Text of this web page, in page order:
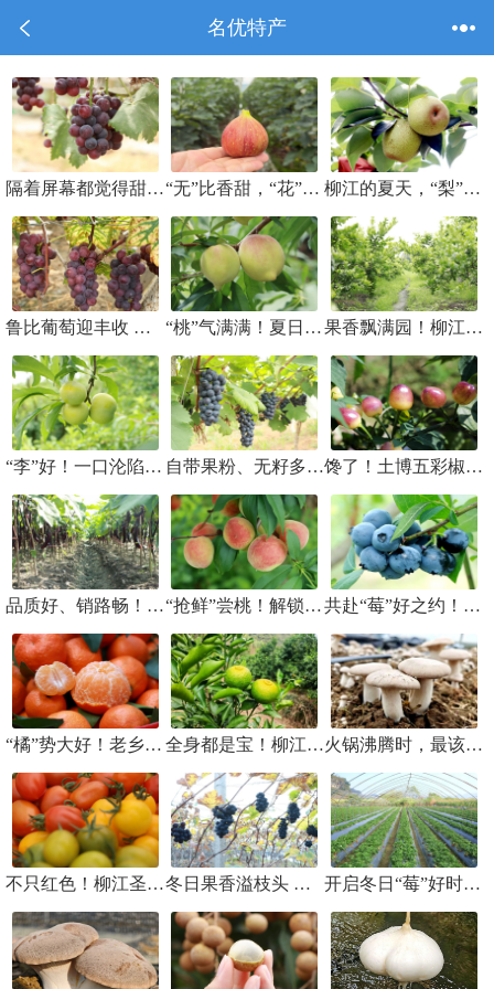
名优特产
隔着屏幕都觉得甜！柳江鲁比葡萄这口“爆汁”美味等你来尝 “无”比香甜，“花”点闲暇，来柳江解锁甜蜜好“果” 柳江的夏天，“梨”想中的味道！
鲁比葡萄迎丰收 错峰上市拓宽“甜蜜”销路 “桃”气满满！夏日限定清甜上线 果香飘满园！柳江香水柠檬开园采摘忙
“李”好！一口沦陷夏日限定清甜 自带果粉、无籽多汁！蓝莓葡萄解锁夏日清甜 馋了！土博五彩椒抢“鲜”上市，电商带货香飘全国
品质好、销路畅！柳江茄子喜迎丰收 “抢鲜”尝桃！解锁初夏第一口甜 共赴“莓”好之约！柳江蓝莓大量上市
“橘”势大好！老乡们靠一颗果子闯出新天地 全身都是宝！柳江冬日果园迎来“甜蜜新成员” 火锅沸腾时，最该下这朵“菇”！柳江冬日珍品，正抢鲜上市
不只红色！柳江圣女果“神秘新品”亮相，正掀起采摘热！ 冬日果香溢枝头 柳江双季葡萄错峰上市俏市场 开启冬日“莓”好时光！成团草莓甜蜜上市采摘正当时